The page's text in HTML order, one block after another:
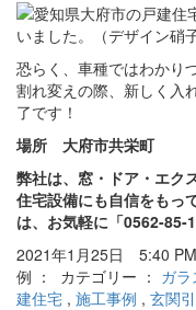
恐らく、車種ではわかり
割れ変えの際、新しく入
了です！
場所 大府市共栄町
弊社は、窓・ドア・エク
住宅設備にも自信をもっ
は、お気軽に「0562-85-
2021年1月25日 5:40
例 ： カテゴリー ： ガラ
建住宅 , 施工事例 , 玄関